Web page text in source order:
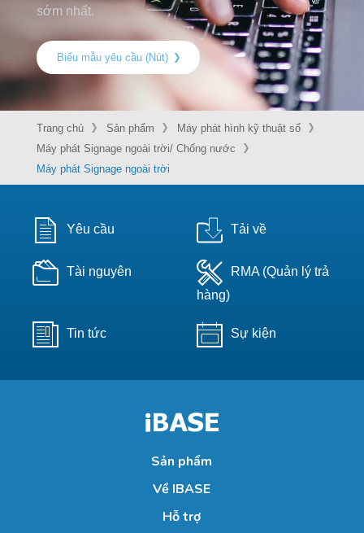
sớm nhất.
Biểu mẫu yêu cầu (Nút)
Trang chủ Sản phẩm
Máy phát hình kỹ thuật số
Máy phát Signage ngoài trời/ Chống nước
Máy phát Signage ngoài trời
Yêu cầu Tải về
Tài nguyên
RMA (Quản lý trả
hàng)
Tin tức Sự kiện
Sản phẩm
Về IBASE
Hỗ trợ